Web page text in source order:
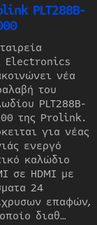
PLT288B-
Electronics
νέα
του
PLT288B-
της Prolink.
για νέας
ενεργό
καλώδιο
σε HDMI με
24
επαφών,
διαθ…